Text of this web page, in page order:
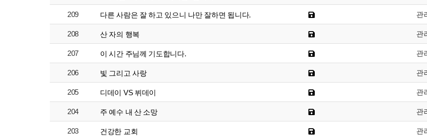
209 다른 사람은 잘 하고 있으니 나만 잘하면 됩니다. 관
208 산 자의 행복 관
207 이 시간 주님께 기도합니다. 관
206 빛 그리고 사랑 관
205 디데이 VS 뷔데이 관
204 주 예수 내 산 소망 관
203 건강한 교회 관